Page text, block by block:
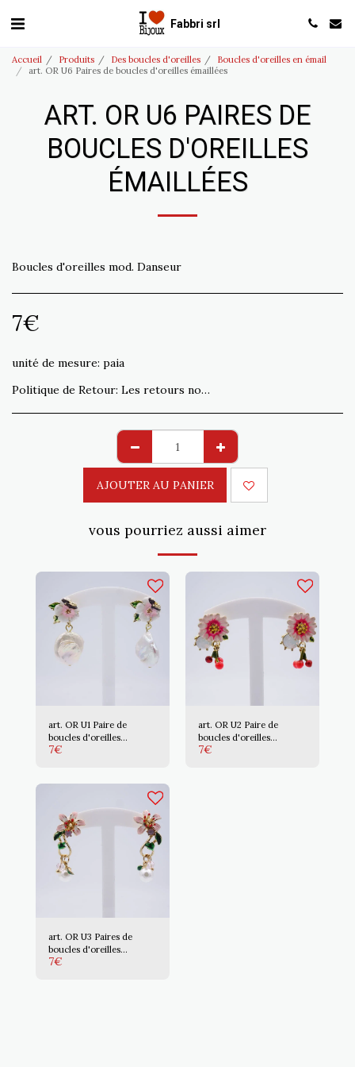
Fabbri srl
Accueil Produits Des boucles d'oreilles
Boucles d'oreilles en émail
art. OR U6 Paires de boucles d'oreilles émaillées
ART. OR U6 PAIRES DE
BOUCLES D'OREILLES
ÉMAILLÉES
Boucles d'oreilles mod. Danseur
7€
unité de mesure: paia
Politique de Retour: Les retours non conformes à la commande sont acceptés sous 15 jours. Expédition à la charge du client
AJOUTER AU PANIER
vous pourriez aussi aimer
art. OR U1 Paire de
boucles d'oreilles
émaillées
7€
art. OR U2 Paire de
boucles d'oreilles
émaillées
7€
art. OR U3 Paires de
boucles d'oreilles
émaillées
7€